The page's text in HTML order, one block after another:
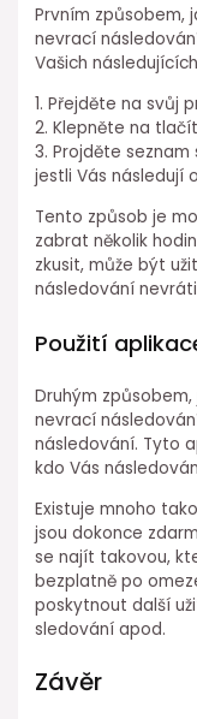
Prvním způsobem,
nevrací
Vašich
1. Přejděte na svůj
2. Klepněte na
3. Projděte
jestli Vás následují
Tento způsob je
zabrat několik
zkusit, může být
následování
Použití
Druhým
nevrací
následování. Tyto
kdo Vás
Existuje mnoho
jsou dokonce
se najít takovou,
bezplatně po
poskytnout další
sledování apod.
Závěr